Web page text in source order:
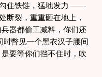
住铁链，猛地发力 ——
断裂，重重砸在地上，
器都偷工减料，你们还
时瞥见一个黑衣汉子腰间
要等你们挡不住时，吹